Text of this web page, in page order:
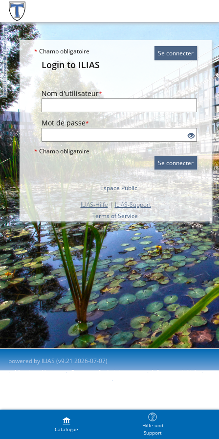
Catalogue
Hilfe und
Support
Se connecter
* Champ obligatoire
Login to ILIAS
Nom d'utilisateur*
Mot de passe*
* Champ obligatoire
Se connecter
Espace Public
ILIAS-Hilfe| ILIAS-Support
Terms of Service
powered by ILIAS (v9.21 2026-07-07)
Mentions légales
Contacter l'administrateur
Info accessibilité